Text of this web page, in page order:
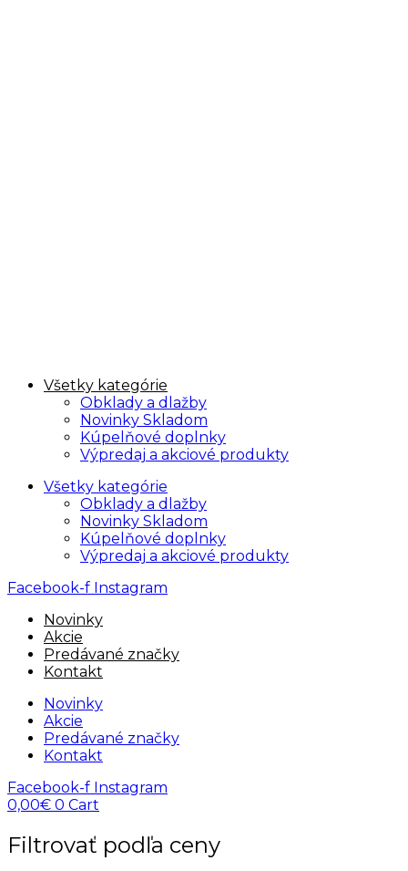
Všetky kategórie
Obklady a dlažby
Novinky Skladom
Kúpelňové doplnky
Výpredaj a akciové produkty
Všetky kategórie
Obklady a dlažby
Novinky Skladom
Kúpelňové doplnky
Výpredaj a akciové produkty
Facebook-f Instagram
Novinky
Akcie
Predávané značky
Kontakt
Novinky
Akcie
Predávané značky
Kontakt
Facebook-f Instagram
0,00€ 0 Cart
Filtrovať podľa ceny